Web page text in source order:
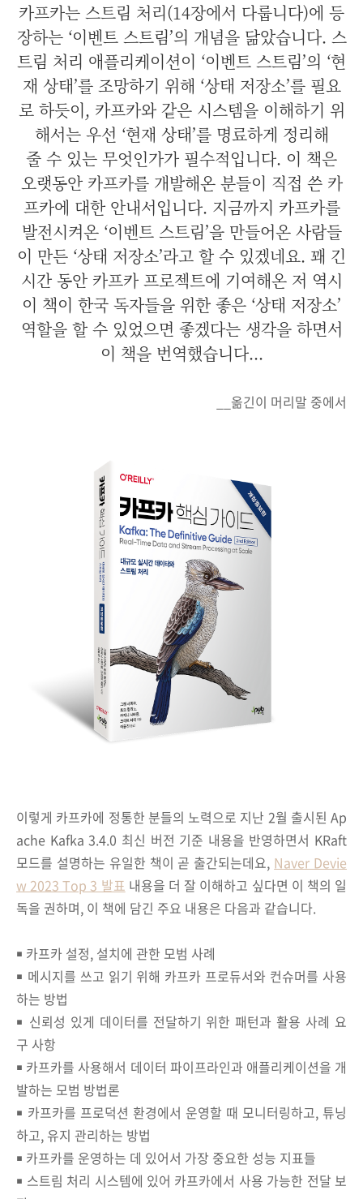
카프카는 스트림 처리(14장에서 다룹니다)에 등
장하는 ‘이벤트 스트림’의 개념을 닮았습니다. 스
트림 처리 애플리케이션이 ‘이벤트 스트림’의 ‘현
재 상태’를 조망하기 위해 ‘상태 저장소’를 필요
로 하듯이, 카프카와 같은 시스템을 이해하기 위
해서는 우선 ‘현재 상태’를 명료하게 정리해
줄 수 있는 무엇인가가 필수적입니다. 이 책은
오랫동안 카프카를 개발해온 분들이 직접 쓴 카
프카에 대한 안내서입니다. 지금까지 카프카를
발전시켜온 ‘이벤트 스트림’을 만들어온 사람들
이 만든 ‘상태 저장소’라고 할 수 있겠네요. 꽤 긴
시간 동안 카프카 프로젝트에 기여해온 저 역시
이 책이 한국 독자들을 위한 좋은 ‘상태 저장소’
역할을 할 수 있었으면 좋겠다는 생각을 하면서
이 책을 번역했습니다...
__옮긴이 머리말 중에서
이렇게 카프카에 정통한 분들의 노력으로 지난 2월 출시된 Ap
ache Kafka 3.4.0 최신 버전 기준 내용을 반영하면서 KRaft
모드를 설명하는 유일한 책이 곧 출간되는데요, Naver Devie
w 2023 Top 3 발표 내용을 더 잘 이해하고 싶다면 이 책의 일
독을 권하며, 이 책에 담긴 주요 내용은 다음과 같습니다.
￭ 카프카 설정, 설치에 관한 모범 사례
￭ 메시지를 쓰고 읽기 위해 카프카 프로듀서와 컨슈머를 사용
하는 방법
￭ 신뢰성 있게 데이터를 전달하기 위한 패턴과 활용 사례 요
구 사항
￭ 카프카를 사용해서 데이터 파이프라인과 애플리케이션을 개
발하는 모범 방법론
￭ 카프카를 프로덕션 환경에서 운영할 때 모니터링하고, 튜닝
하고, 유지 관리하는 방법
￭ 카프카를 운영하는 데 있어서 가장 중요한 성능 지표들
￭ 스트림 처리 시스템에 있어 카프카에서 사용 가능한 전달 보